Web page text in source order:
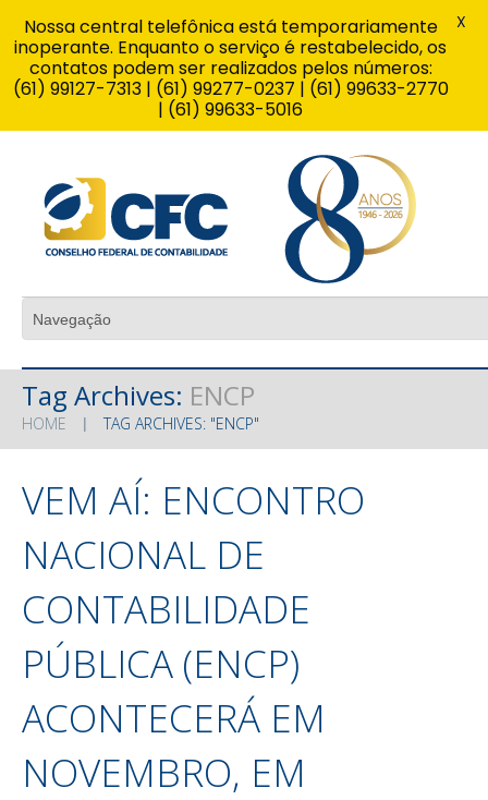
Tag Archives: ENCP
HOME TAG ARCHIVES: "ENCP"
VEM AÍ: ENCONTRO
NACIONAL DE
CONTABILIDADE
PÚBLICA (ENCP)
ACONTECERÁ EM
NOVEMBRO, EM
Nossa central telefônica está temporariamente
inoperante. Enquanto o serviço é restabelecido, os
contatos podem ser realizados pelos números:
(61) 99127-7313 | (61) 99277-0237 | (61) 99633-2770
| (61) 99633-5016
X